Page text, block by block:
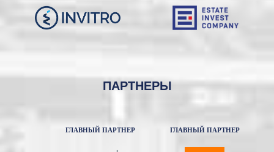
ПАРТНЕРЫ
ГЛАВНЫЙ ПАРТНЕР ГЛАВНЫЙ ПАРТНЕР